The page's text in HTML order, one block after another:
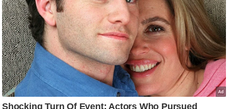
र्म
स्थ
ल
व्र
त
त्यो
हा